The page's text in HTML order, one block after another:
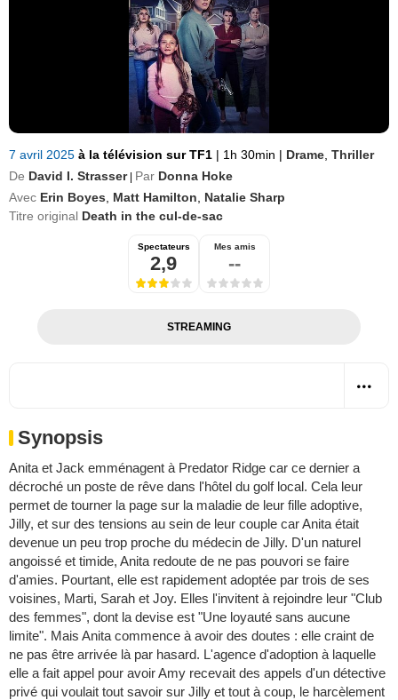
7 avril 2025 à la télévision sur TF1 | 1h 30min | Drame Thriller
De David I. Strasser Par Donna Hoke
Avec Erin Boyes Matt Hamilton
Natalie Sharp
Titre original Death in the cul-de-sac
Spectateurs
2,9
Mes amis
--
STREAMING
Synopsis
Anita et Jack emménagent à Predator Ridge car ce dernier a
décroché un poste de rêve dans l'hôtel du golf local. Cela leur
permet de tourner la page sur la maladie de leur fille adoptive,
Jilly, et sur des tensions au sein de leur couple car Anita était
devenue un peu trop proche du médecin de Jilly. D'un naturel
angoissé et timide, Anita redoute de ne pas pouvori se faire
d'amies. Pourtant, elle est rapidement adoptée par trois de ses
voisines, Marti, Sarah et Joy. Elles l'invitent à rejoindre leur "Club
des femmes", dont la devise est "Une loyauté sans aucune
limite". Mais Anita commence à avoir des doutes : elle craint de
ne pas être arrivée là par hasard. L'agence d'adoption à laquelle
elle a fait appel pour avoir Amy recevait des appels d'un détective
privé qui voulait tout savoir sur Jilly et tout à coup, le harcèlement